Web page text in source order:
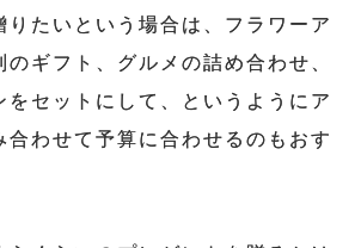
りたいという場合は、フラワーア
のギフト、グルメの詰め合わせ、
をセットにして、というようにア
合わせて予算に合わせるのもおす